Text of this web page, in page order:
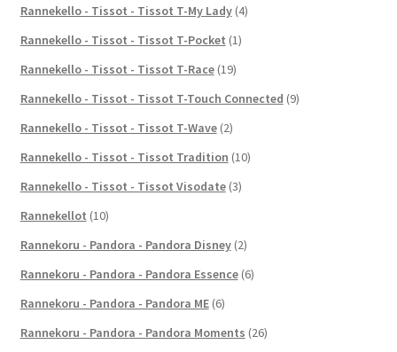
Rannekello - Tissot - Tissot T-My Lady (4)
Rannekello - Tissot - Tissot T-Pocket (1)
Rannekello - Tissot - Tissot T-Race (19)
Rannekello - Tissot - Tissot T-Touch Connected (9)
Rannekello - Tissot - Tissot T-Wave (2)
Rannekello - Tissot - Tissot Tradition (10)
Rannekello - Tissot - Tissot Visodate (3)
Rannekellot (10)
Rannekoru - Pandora - Pandora Disney (2)
Rannekoru - Pandora - Pandora Essence (6)
Rannekoru - Pandora - Pandora ME (6)
Rannekoru - Pandora - Pandora Moments (26)